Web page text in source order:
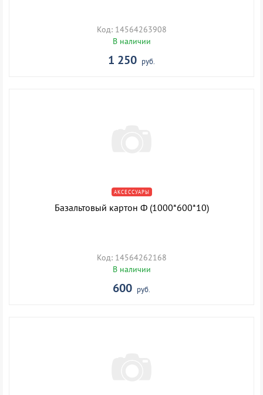
Код: 14564263908
В наличии
1 250 руб.
АКСЕССУАРЫ
Базальтовый картон Ф (1000*600*10)
Код: 14564262168
В наличии
600 руб.